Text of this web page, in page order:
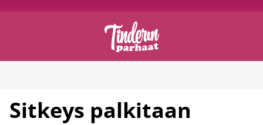
Sitkeys palkitaan